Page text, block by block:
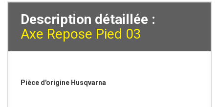
Description détaillée :
Axe Repose Pied 03
Pièce d'origine Husqvarna